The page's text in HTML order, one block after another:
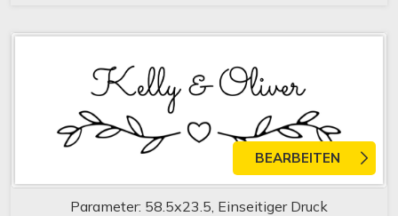
Parameter: 58.5x23.5, Einseitiger Druck
BEARBEITEN